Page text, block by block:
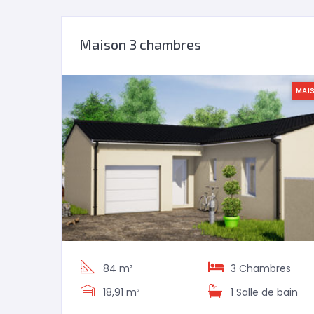
Maison 3 chambres
84 m² 3 Chambres
18,91 m²
1 Salle de bain